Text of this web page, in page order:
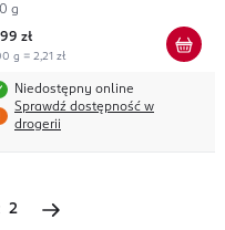
g
99 zł
g = 2,21 zł
Niedostępny online
Sprawdź dostępność w
drogerii
2